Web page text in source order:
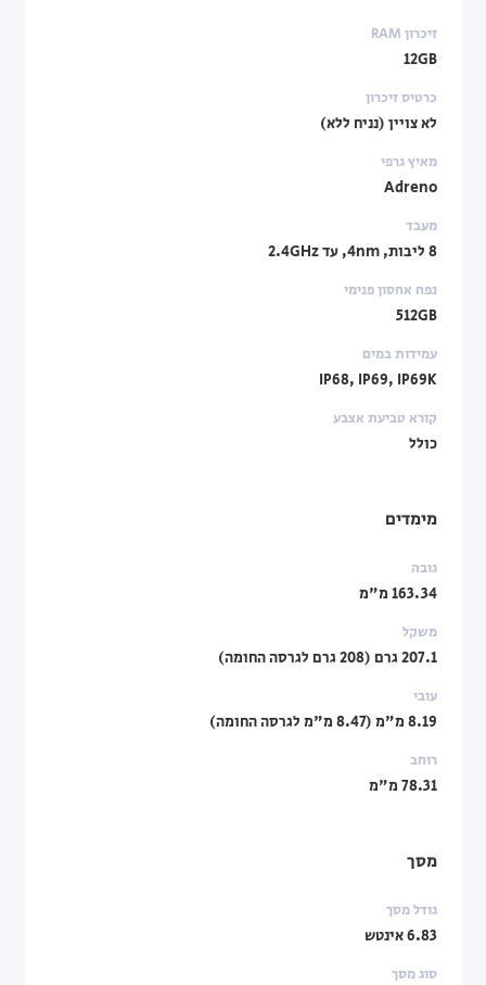
זיכרון RAM
12GB
כרטיס זיכרון
לא צויין (נניח ללא)
מאיץ גרפי
Adreno
מעבד
8 ליבות, 4nm, עד 2.4GHz
נפח אחסון פנימי
512GB
עמידות במים
IP68, IP69, IP69K
קורא טביעת אצבע
כולל
מימדים
גובה
163.34 מ"מ
משקל
207.1 גרם (208 גרם לגרסה החומה)
עובי
8.19 מ"מ (8.47 מ"מ לגרסה החומה)
רוחב
78.31 מ"מ
מסך
גודל מסך
6.83 אינטש
סוג מסך